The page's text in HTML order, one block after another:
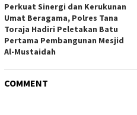
Perkuat Sinergi dan Kerukunan
Umat Beragama, Polres Tana
Toraja Hadiri Peletakan Batu
Pertama Pembangunan Mesjid
Al-Mustaidah
COMMENT